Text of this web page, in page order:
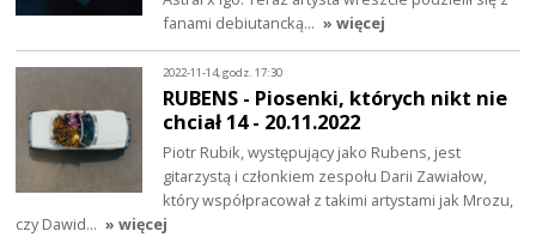
fanami debiutancką… » więcej
2022-11-14, godz. 17:30
RUBENS - Piosenki, których nikt nie
chciał 14 - 20.11.2022
Piotr Rubik, występujący jako Rubens, jest
gitarzystą i członkiem zespołu Darii Zawiałow,
który współpracował z takimi artystami jak Mrozu,
czy Dawid… » więcej